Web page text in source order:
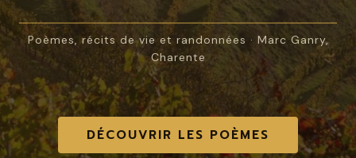
Poèmes, récits de vie et randonnées · Marc Ganry,
Charente
DÉCOUVRIR LES POÈMES